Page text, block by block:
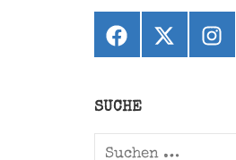
Facebook
X
(ehemals
SUCHE
Suchen